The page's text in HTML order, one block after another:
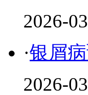
2026-
·银屑
2026-